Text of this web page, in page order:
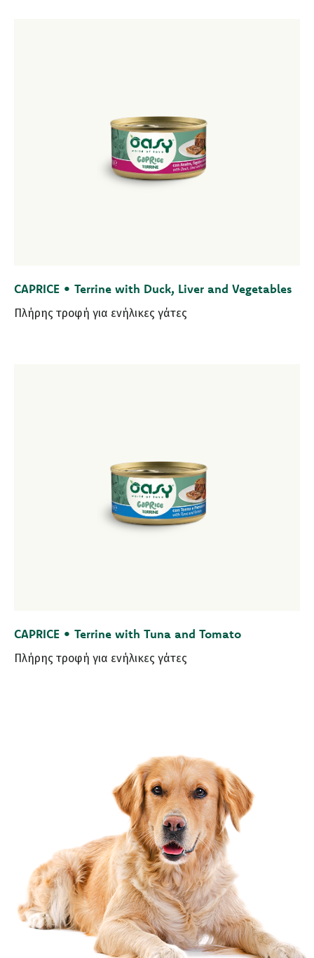
CAPRICE • Terrine with Duck, Liver and Vegetables
Πλήρης τροφή για ενήλικες γάτες
CAPRICE • Terrine with Tuna and Tomato
Πλήρης τροφή για ενήλικες γάτες